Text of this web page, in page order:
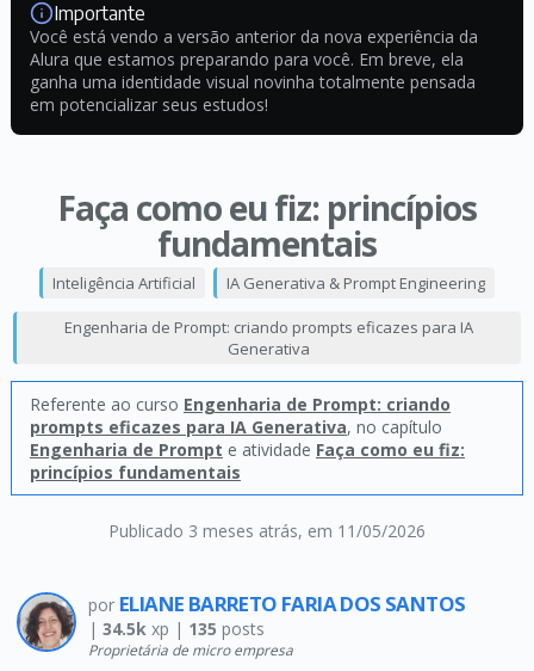
Importante
Você está vendo a versão anterior da nova experiência da
Alura que estamos preparando para você. Em breve, ela
ganha uma identidade visual novinha totalmente pensada
em potencializar seus estudos!
Faça como eu fiz: princípios
fundamentais
Publicado 3 meses atrás, em 11/05/2026
Inteligência Artificial IA Generativa & Prompt Engineering
Engenharia de Prompt: criando prompts eficazes para IA
Generativa
Referente ao curso Engenharia de Prompt: criando
prompts eficazes para IA Generativa, no capítulo
Engenharia de Prompt e atividade Faça como eu fiz:
princípios fundamentais
por ELIANE BARRETO FARIA DOS SANTOS
| 34.5kxp | 135 posts
Proprietária de micro empresa